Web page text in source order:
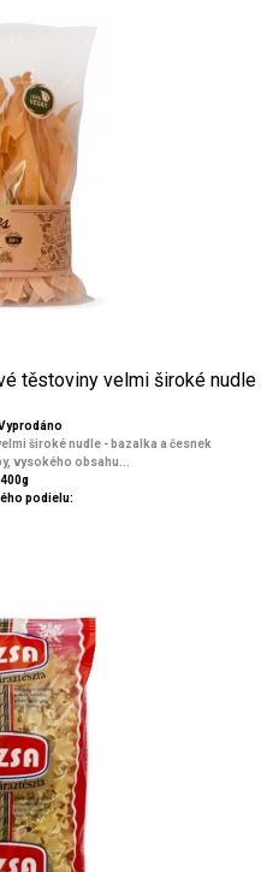
těstoviny velmi široké nudle
široké nudle - bazalka a česnek
vysokého obsahu...
podielu: